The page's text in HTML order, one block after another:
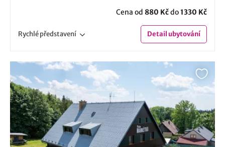
Cena od 880 Kčdo1330 Kč
Rychlépředstavení Detailubytování